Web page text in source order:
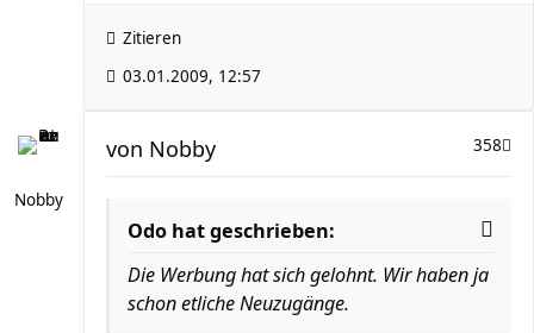
Zitieren
03.01.2009, 12:57
Nobby
358
von Nobby
Odo hat geschrieben:
Die Werbung hat sich gelohnt. Wir haben ja
schon etliche Neuzugänge.